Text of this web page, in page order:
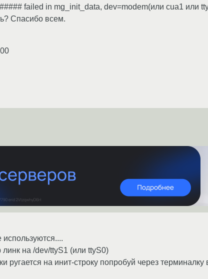
failed in mg_init_data, dev=modem(или cua1 или
Спасибо всем.
линк на /dev/ttyS1 (или ttyS0)
ругается на инит-строку попробуй через